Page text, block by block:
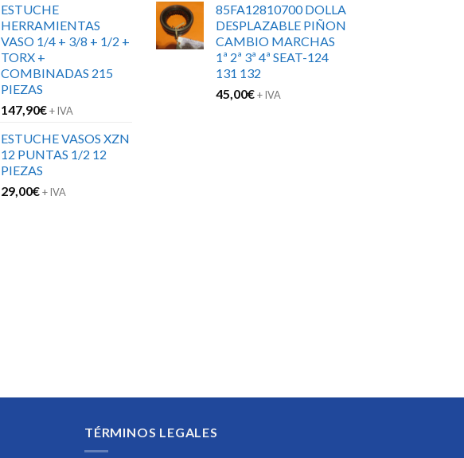
ESTUCHE
HERRAMIENTAS
VASO 1/4 + 3/8 + 1/2 +
TORX +
COMBINADAS 215
PIEZAS
147,90€+ IVA
ESTUCHE VASOS XZN
12 PUNTAS 1/2 12
PIEZAS
29,00€+ IVA
85FA12810700 DOLLA
DESPLAZABLE PIÑON
CAMBIO MARCHAS
1ª 2ª 3ª 4ª SEAT-124
131 132
45,00€+ IVA
TÉRMINOS LEGALES